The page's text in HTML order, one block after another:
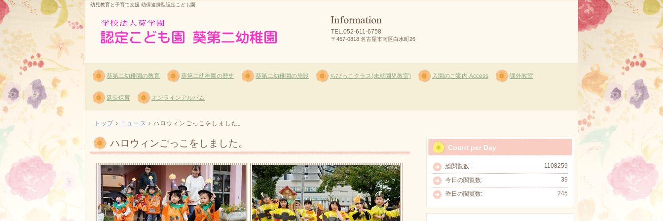
幼児教育と子育て支援 幼保連携型認定こども園
TEL.052-611-6758
〒457-0818 名古屋市南区白水町26
葵第二幼稚園の教育 葵第二幼稚園の歴史 葵第二幼稚園の施設 ちびっこクラス(未就園児教室) 入園のご案内 Access 課外教室
延長保育 オンラインアルバム
トップ › ニュース › ハロウィンごっこをしました。
ハロウィンごっこをしました。 Count per Day
1108259
総閲覧数:
39
今日の閲覧数:
245
昨日の閲覧数: